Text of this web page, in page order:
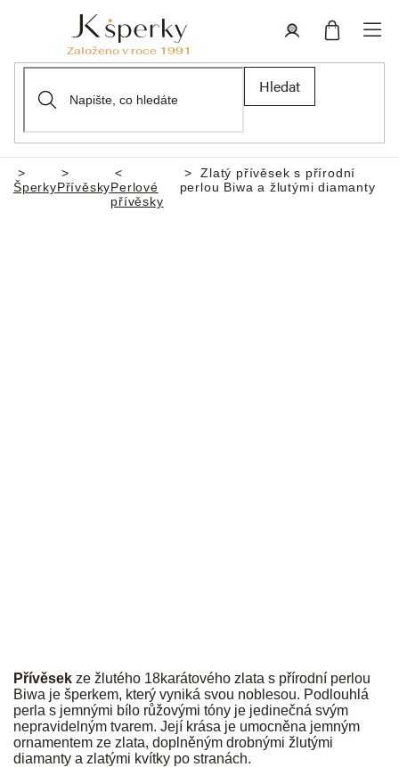
Hledat
Domů
ŠperkyPřívěskyPerlové
přívěsky
Zlatý přívěsek s přírodní
perlou Biwa a žlutými diamanty
Přívěsek ze žlutého 18karátového zlata s přírodní perlou
Biwa je šperkem, který vyniká svou noblesou. Podlouhlá
perla s jemnými bílo růžovými tóny je jedinečná svým
nepravidelným tvarem. Její krása je umocněna jemným
ornamentem ze zlata, doplněným drobnými žlutými
diamanty a zlatými kvítky po stranách.